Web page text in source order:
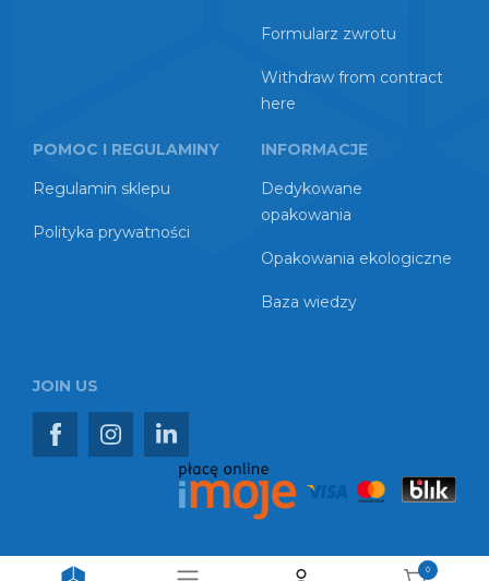
0
Formularz zwrotu
Withdraw from contract
here
POMOC I REGULAMINY
Regulamin sklepu
Polityka prywatności
INFORMACJE
Dedykowane
opakowania
Opakowania ekologiczne
Baza wiedzy
JOIN US